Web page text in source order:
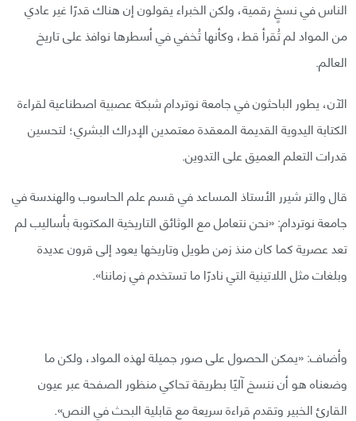
الناس في نسخٍ رقمية، ولكن الخبراء يقولون إن هناك قدرًا غير عادي
من المواد لم تُقرأ قط، وكأنها تُخفي في أسطرها نوافذ على تاريخ
العالم.
الآن، يطور الباحثون في جامعة نوتردام شبكة عصبية اصطناعية لقراءة
الكتابة اليدوية القديمة المعقدة معتمدين الإدراك البشري؛ لتحسين
قدرات التعلم العميق على التدوين.
قال والتر شيرر الأستاذ المساعد في قسم علم الحاسوب والهندسة في
جامعة نوتردام: «نحن نتعامل مع الوثائق التاريخية المكتوبة بأساليب لم
تعد عصرية كما كان منذ زمن طويل وتاريخها يعود إلى قرون عديدة
وبلغات مثل اللاتينية التي نادرًا ما تستخدم في زماننا».
وأضاف: «يمكن الحصول على صور جميلة لهذه المواد، ولكن ما
وضعناه هو أن ننسخ آليًا بطريقة تحاكي منظور الصفحة عبر عيون
القارئ الخبير وتقدم قراءة سريعة مع قابلية البحث في النص».